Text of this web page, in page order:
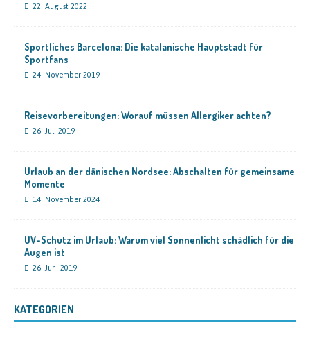
22. August 2022
Sportliches Barcelona: Die katalanische Hauptstadt für
Sportfans
24. November 2019
Reisevorbereitungen: Worauf müssen Allergiker achten?
26. Juli 2019
Urlaub an der dänischen Nordsee: Abschalten für gemeinsame
Momente
14. November 2024
UV-Schutz im Urlaub: Warum viel Sonnenlicht schädlich für die
Augen ist
26. Juni 2019
KATEGORIEN